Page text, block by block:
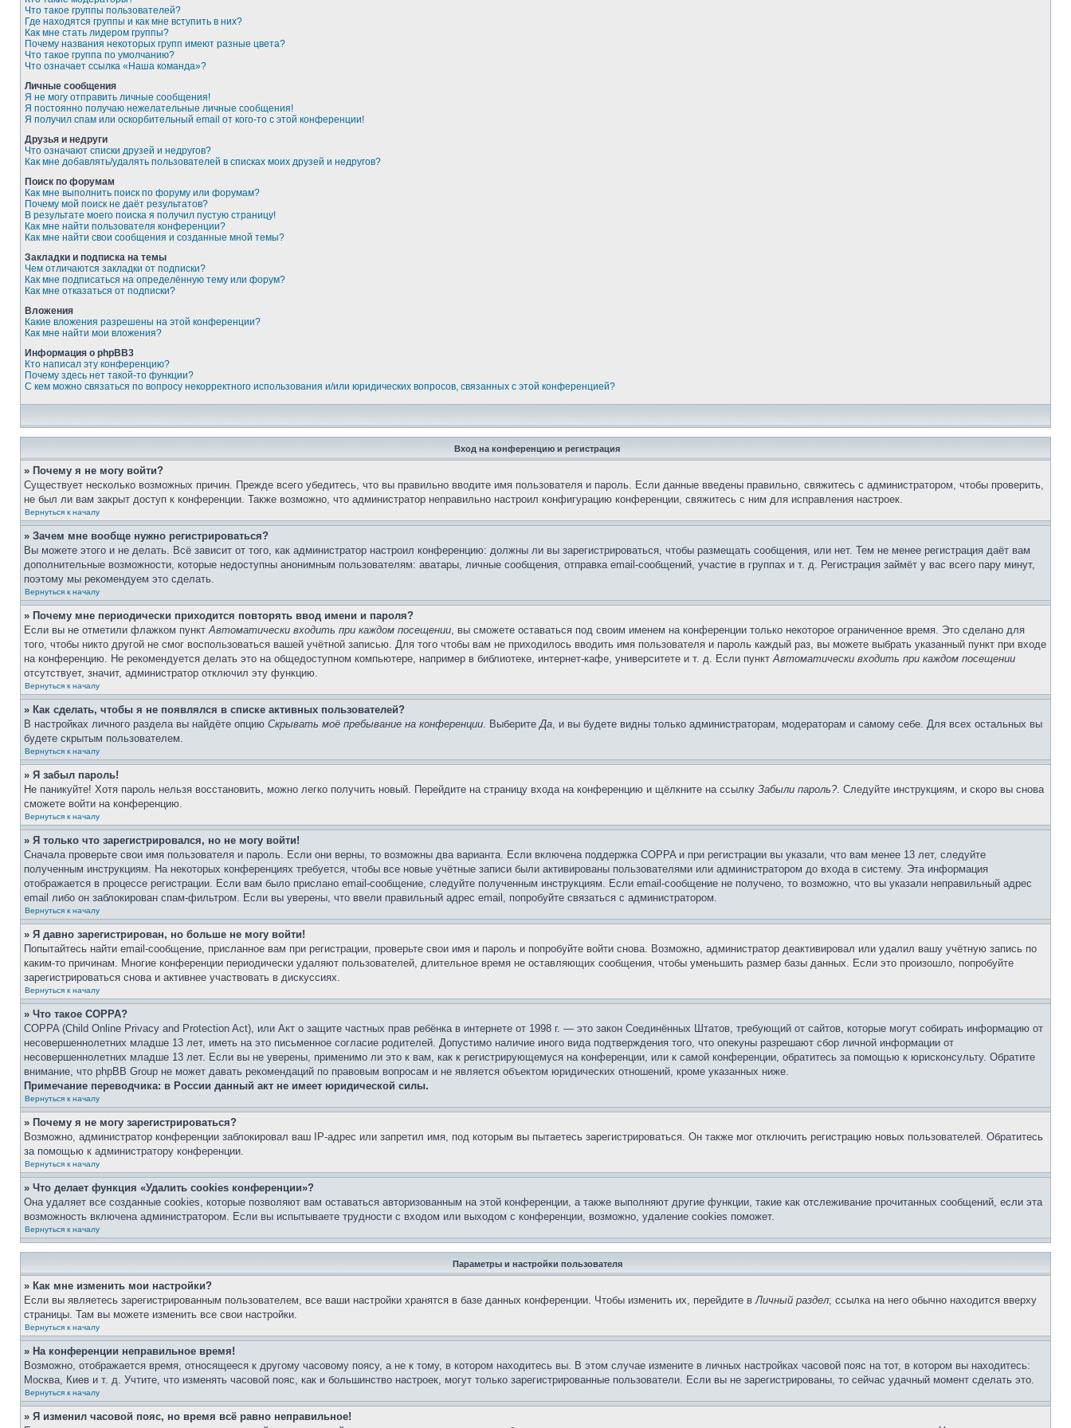
Что такое группы пользователей?
Где находятся группы и как мне вступить в них?
Как мне стать лидером группы?
Почему названия некоторых групп имеют разные цвета?
Что такое группа по умолчанию?
Что означает ссылка «Наша команда»?
Личные сообщения
Я не могу отправить личные сообщения!
Я постоянно получаю нежелательные личные сообщения!
Я получил спам или оскорбительный email от кого-то с этой конференции!
Друзья и недруги
Что означают списки друзей и недругов?
Как мне добавлять/удалять пользователей в списках моих друзей и недругов?
Поиск по форумам
Как мне выполнить поиск по форуму или форумам?
Почему мой поиск не даёт результатов?
В результате моего поиска я получил пустую страницу!
Как мне найти пользователя конференции?
Как мне найти свои сообщения и созданные мной темы?
Закладки и подписка на темы
Чем отличаются закладки от подписки?
Как мне подписаться на определённую тему или форум?
Как мне отказаться от подписки?
Вложения
Какие вложения разрешены на этой конференции?
Как мне найти мои вложения?
Информация о phpBB3
Кто написал эту конференцию?
Почему здесь нет такой-то функции?
С кем можно связаться по вопросу некорректного использования и/или юридических вопросов, связанных с этой конференцией?
Вход на конференцию и регистрация
» Почему я не могу войти?
Существует несколько возможных причин. Прежде всего убедитесь, что вы правильно вводите имя пользователя и пароль. Если данные введены правильно, свяжитесь с администратором, чтобы проверить,
не был ли вам закрыт доступ к конференции. Также возможно, что администратор неправильно настроил конфигурацию конференции, свяжитесь с ним для исправления настроек.
Вернуться к началу
» Зачем мне вообще нужно регистрироваться?
Вы можете этого и не делать. Всё зависит от того, как администратор настроил конференцию: должны ли вы зарегистрироваться, чтобы размещать сообщения, или нет. Тем не менее регистрация даёт вам
дополнительные возможности, которые недоступны анонимным пользователям: аватары, личные сообщения, отправка email-сообщений, участие в группах и т. д. Регистрация займёт у вас всего пару минут,
поэтому мы рекомендуем это сделать.
Вернуться к началу
» Почему мне периодически приходится повторять ввод имени и пароля?
Если вы не отметили флажком пунктАвтоматически входить при каждом посещении, вы сможете оставаться под своим именем на конференции только некоторое ограниченное время. Это сделано для
того, чтобы никто другой не смог воспользоваться вашей учётной записью. Для того чтобы вам не приходилось вводить имя пользователя и пароль каждый раз, вы можете выбрать указанный пункт при входе
на конференцию. Не рекомендуется делать это на общедоступном компьютере, например в библиотеке, интернет-кафе, университете и т. д. Если пунктАвтоматически входить при каждом посещении
отсутствует, значит, администратор отключил эту функцию.
Вернуться к началу
» Как сделать, чтобы я не появлялся в списке активных пользователей?
В настройках личного раздела вы найдёте опцию Скрывать моё пребывание на конференции. ВыберитеДа, и вы будете видны только администраторам, модераторам и самому себе. Для всех остальных вы
будете скрытым пользователем.
Вернуться к началу
» Я забыл пароль!
Не паникуйте! Хотя пароль нельзя восстановить, можно легко получить новый. Перейдите на страницу входа на конференцию и щёлкните на ссылку Забыли пароль?. Следуйте инструкциям, и скоро вы снова
сможете войти на конференцию.
Вернуться к началу
» Я только что зарегистрировался, но не могу войти!
Сначала проверьте свои имя пользователя и пароль. Если они верны, то возможны два варианта. Если включена поддержка COPPA и при регистрации вы указали, что вам менее 13 лет, следуйте
полученным инструкциям. На некоторых конференциях требуется, чтобы все новые учётные записи были активированы пользователями или администратором до входа в систему. Эта информация
отображается в процессе регистрации. Если вам было прислано email-сообщение, следуйте полученным инструкциям. Если email-сообщение не получено, то возможно, что вы указали неправильный адрес
email либо он заблокирован спам-фильтром. Если вы уверены, что ввели правильный адрес email, попробуйте связаться с администратором.
Вернуться к началу
» Я давно зарегистрирован, но больше не могу войти!
Попытайтесь найти email-сообщение, присланное вам при регистрации, проверьте свои имя и пароль и попробуйте войти снова. Возможно, администратор деактивировал или удалил вашу учётную запись по
каким-то причинам. Многие конференции периодически удаляют пользователей, длительное время не оставляющих сообщения, чтобы уменьшить размер базы данных. Если это произошло, попробуйте
зарегистрироваться снова и активнее участвовать в дискуссиях.
Вернуться к началу
» Что такое COPPA?
COPPA (Child Online Privacy and Protection Act), или Акт о защите частных прав ребёнка в интернете от 1998 г. — это закон Соединённых Штатов, требующий от сайтов, которые могут собирать информацию от
несовершеннолетних младше 13 лет, иметь на это письменное согласие родителей. Допустимо наличие иного вида подтверждения того, что опекуны разрешают сбор личной информации от
несовершеннолетних младше 13 лет. Если вы не уверены, применимо ли это к вам, как к регистрирующемуся на конференции, или к самой конференции, обратитесь за помощью к юрисконсульту. Обратите
внимание, что phpBB Group не может давать рекомендаций по правовым вопросам и не является объектом юридических отношений, кроме указанных ниже.
Примечание переводчика: в России данный акт не имеет юридической силы.
Вернуться к началу
» Почему я не могу зарегистрироваться?
Возможно, администратор конференции заблокировал ваш IP-адрес или запретил имя, под которым вы пытаетесь зарегистрироваться. Он также мог отключить регистрацию новых пользователей. Обратитесь
за помощью к администратору конференции.
Вернуться к началу
» Что делает функция «Удалить cookies конференции»?
Она удаляет все созданные cookies, которые позволяют вам оставаться авторизованным на этой конференции, а также выполняют другие функции, такие как отслеживание прочитанных сообщений, если эта
возможность включена администратором. Если вы испытываете трудности с входом или выходом с конференции, возможно, удаление cookies поможет.
Вернуться к началу
Параметры и настройки пользователя
» Как мне изменить мои настройки?
Если вы являетесь зарегистрированным пользователем, все ваши настройки хранятся в базе данных конференции. Чтобы изменить их, перейдите вЛичный раздел; ссылка на него обычно находится вверху
страницы. Там вы можете изменить все свои настройки.
Вернуться к началу
» На конференции неправильное время!
Возможно, отображается время, относящееся к другому часовому поясу, а не к тому, в котором находитесь вы. В этом случае измените в личных настройках часовой пояс на тот, в котором вы находитесь:
Москва, Киев и т. д. Учтите, что изменять часовой пояс, как и большинство настроек, могут только зарегистрированные пользователи. Если вы не зарегистрированы, то сейчас удачный момент сделать это.
Вернуться к началу
» Я изменил часовой пояс, но время всё равно неправильное!